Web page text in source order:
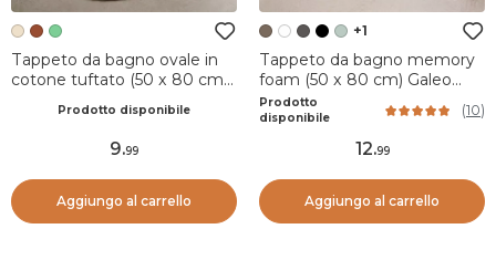
Tappeto da bagno ovale in
cotone tuftato (50 x 80 cm)
Prodotto disponibile
9.99
Aggiungo al carrello
+1
Tappeto da bagno memory
foam (50 x 80 cm) Galeo
Tortora
Prodotto
disponibile
(10)
12.99
Aggiungo al carrello